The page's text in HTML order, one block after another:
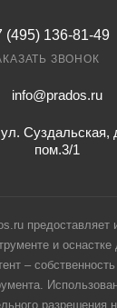
(495) 136-81-49
ЗВОНОК
info@prados.ru
Суздальская,
пом.3/1
и
–
разрешения